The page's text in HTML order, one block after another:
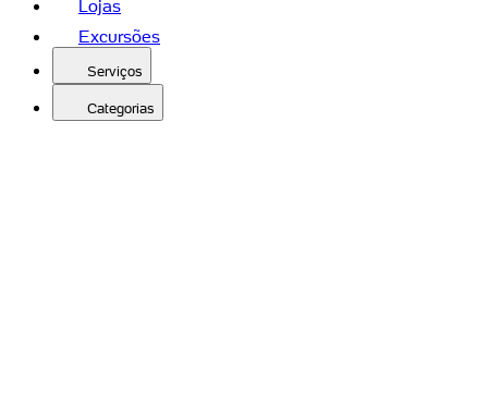
Lojas
Excursões
Serviços
Categorias